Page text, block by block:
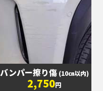
バンパー擦り傷 (10㎝以内)
2,750円